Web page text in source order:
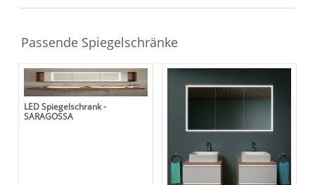
Sie haben gelesen: Waschtischunterschrank nach Maß
Passende Spiegelschränke
LED Spiegelschrank -
SARAGOSSA